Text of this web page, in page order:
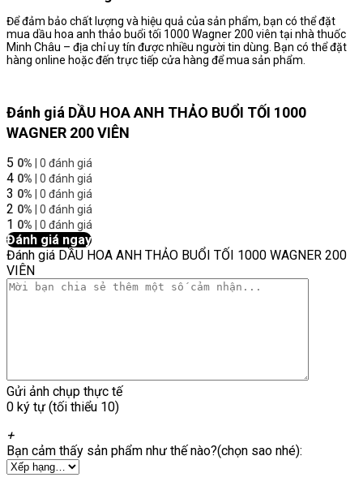
Để đảm bảo chất lượng và hiệu quả của sản phẩm, bạn có thể đặt
mua dầu hoa anh thảo buổi tối 1000 Wagner 200 viên tại nhà thuốc
Minh Châu – địa chỉ uy tín được nhiều người tin dùng. Bạn có thể đặt
hàng online hoặc đến trực tiếp cửa hàng để mua sản phẩm.
Đánh giá DẦU HOA ANH THẢO BUỔI TỐI 1000
WAGNER 200 VIÊN
5 0% | 0 đánh giá
4 0% | 0 đánh giá
3 0% | 0 đánh giá
2 0% | 0 đánh giá
1 0% | 0 đánh giá
Đánh giá ngay
Đánh giá DẦU HOA ANH THẢO BUỔI TỐI 1000 WAGNER 200
VIÊN
Gửi ảnh chụp thực tế
0 ký tự (tối thiểu 10)
+
Bạn cảm thấy sản phẩm như thế nào?(chọn sao nhé):